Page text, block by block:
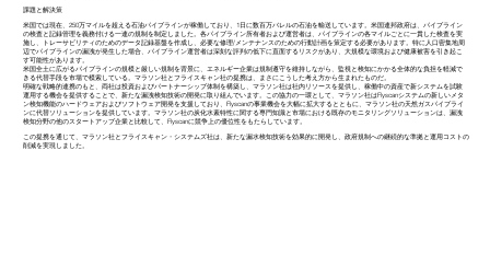
課題と解決策
米国では現在、250万マイルを超える石油パイプラインが稼働しており、1日に数百万バレルの石油を輸送しています。米国連邦政府は、パイプライン
の検査と記録管理を義務付ける一連の規制を制定しました。各パイプライン所有者および運営者は、パイプラインの各マイルごとに一貫した検査を実
施し、トレーサビリティのためのデータ記録基盤を作成し、必要な修理/メンテナンスのための行動計画を策定する必要があります。特に人口密集地周
辺でパイプラインの漏洩が発生した場合、パイプライン運営者は深刻な評判の低下に直面するリスクがあり、大規模な環境および健康被害を引き起こ
す可能性があります。
米国全土に広がるパイプラインの規模と厳しい規制を背景に、エネルギー企業は規制遵守を維持しながら、監視と検知にかかる全体的な負担を軽減で
きる代替手段を市場で模索している。マラソン社とフライスキャン社の提携は、まさにこうした考え方から生まれたものだ。
明確な戦略的連携のもと、両社は投資およびパートナーシップ体制を構築し、マラソン社は社内リソースを提供し、稼働中の資産で新システムを試験
運用する機会を提供することで、新たな漏洩検知技術の開発に取り組んでいます。この協力の一環として、マラソン社はFlyscanシステムの新しいメタ
ン検知機能のハードウェアおよびソフトウェア開発を支援しており、Flyscanの事業機会を大幅に拡大するとともに、マラソン社の天然ガスパイプライ
ンに代替ソリューションを提供しています。マラソン社の炭化水素特性に関する専門知識と市場における既存のモニタリングソリューションは、漏洩
検知分野の他のスタートアップ企業と比較して、Flyscanに競争上の優位性をもたらしています。
この提携を通じて、マラソン社とフライスキャン・システムズ社は、新たな漏水検知技術を効果的に開発し、政府規制への継続的な準拠と運用コストの
削減を実現しました。